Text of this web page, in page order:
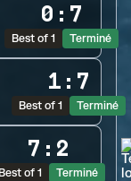
0 : 7
Best of 1 Terminé
1 : 7
Best of 1 Terminé
7 : 2
of 1 Terminé